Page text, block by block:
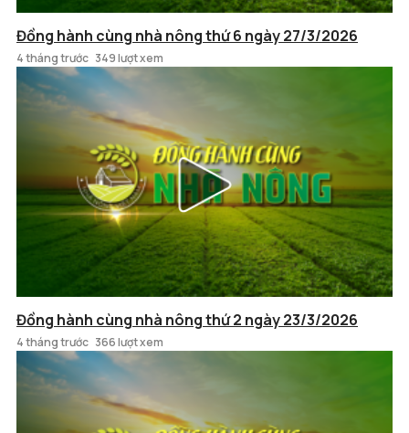
Đồng hành cùng nhà nông thứ 6 ngày 27/3/2026
4 tháng trước 349 lượt xem
Đồng hành cùng nhà nông thứ 2 ngày 23/3/2026
4 tháng trước 366 lượt xem